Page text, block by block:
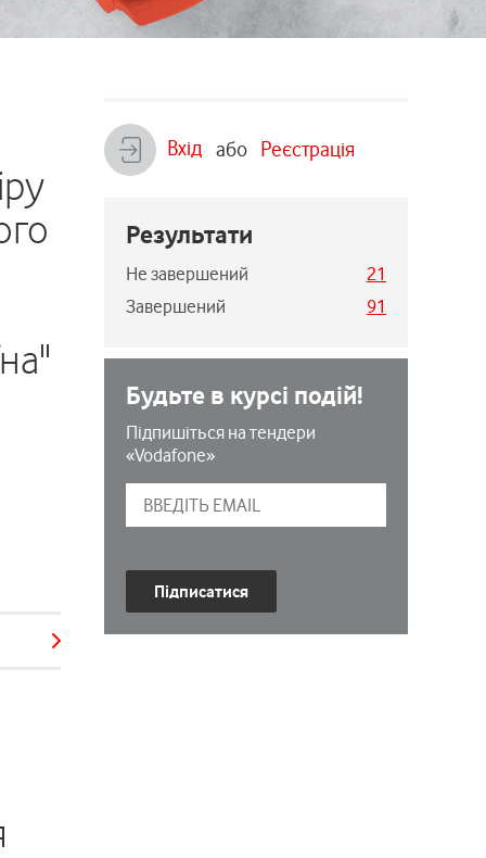
Вхід або Реєстрація
Результати
Не завершений
21
Завершений
91
Будьте в курсі подій!
Підпишіться на тендери
«Vodafone»
Підписатися